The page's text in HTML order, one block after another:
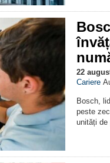
22
Cariere
Bosch,
peste
unități